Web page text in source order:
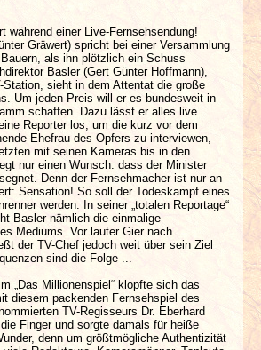
während einer Live-Fernsehsendung!
Gräwert) spricht bei einer Versammlung
als ihn plötzlich ein Schuss
Basler (Gert Günter Hoffmann),
Station, sieht in dem Attentat die große
Um jeden Preis will er es bundesweit in
schaffen. Dazu lässt er alles live
Reporter los, um die kurz vor dem
Ehefrau des Opfers zu interviewen,
mit seinen Kameras bis in den
nur einen Wunsch: dass der Minister
Denn der Fernsehmacher ist nur an
Sensation! So soll der Todeskampf eines
werden. In seiner „totalen Reportage“
Basler nämlich die einmalige
Mediums. Vor lauter Gier nach
der TV-Chef jedoch weit über sein Ziel
sind die Folge ...
„Das Millionenspiel“ klopfte sich das
diesem packenden Fernsehspiel des
TV-Regisseurs Dr. Eberhard
Finger und sorgte damals für heiße
denn um größtmögliche Authentizität